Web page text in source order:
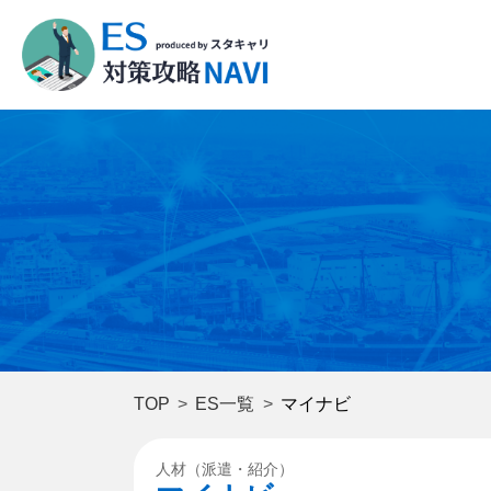
TOP ES一覧 マイナビ
人材（派遣・紹介）